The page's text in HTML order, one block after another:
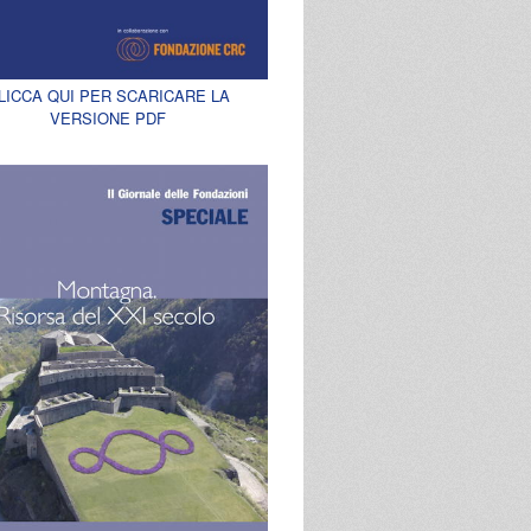
QUI PER SCARICARE LA
VERSIONE PDF